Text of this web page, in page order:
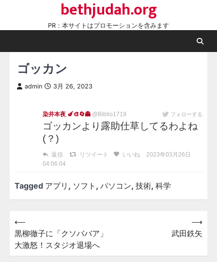
content
bethjudah.org
PR：本サイトはプロモーションを含みます
ゴッカン
admin 3月 26, 2023
染井本夜 🍆🎨🔄👻 @Biblio1719 フォローする
ゴッカンより露助仕草してるわよね
(？)
返信 リツイート いいね
2023年03月26日
04:06:04
Tagged アプリ , ソフト , パソコン, 技術, 科学
投
稿
ナ
⟵
黒柳徹子に「クソババア」
大激怒！スタジオ退場へ
武田鉄矢
⟶